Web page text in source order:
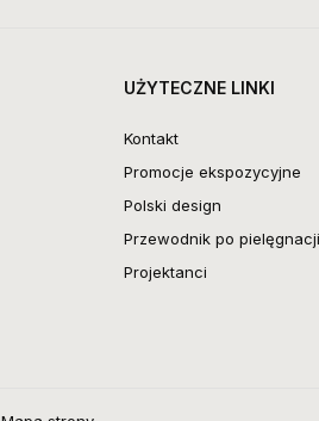
UŻYTECZNE LINKI
Kontakt
Promocje ekspozycyjne
Polski design
Przewodnik po pielęgnacji
Projektanci